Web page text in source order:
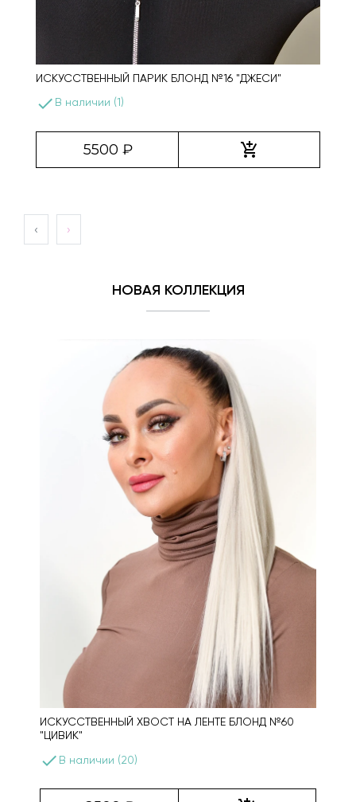
ИСКУССТВЕННЫЙ ПАРИК БЛОНД №16 "ДЖЕСИ"
done В наличии (1)
5500 ₽ add_shopping_cart
‹ ›
НОВАЯ КОЛЛЕКЦИЯ
ИСКУССТВЕННЫЙ ХВОСТ НА ЛЕНТЕ БЛОНД №60
"ЦИВИК"
done В наличии (20)